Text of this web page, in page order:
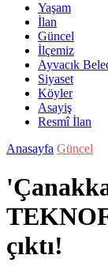
Yaşam
İlan
Güncel
İlçemiz
Ayvacık
Siyaset
Köyler
Asayiş
Resmî İlan
Anasayfa Güncel
çıktı!